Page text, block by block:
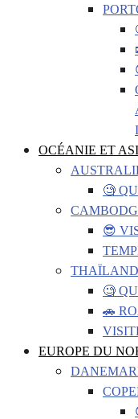
OCÉANIE ET
🧐
😎
🧐
🚗
EUROPE DU